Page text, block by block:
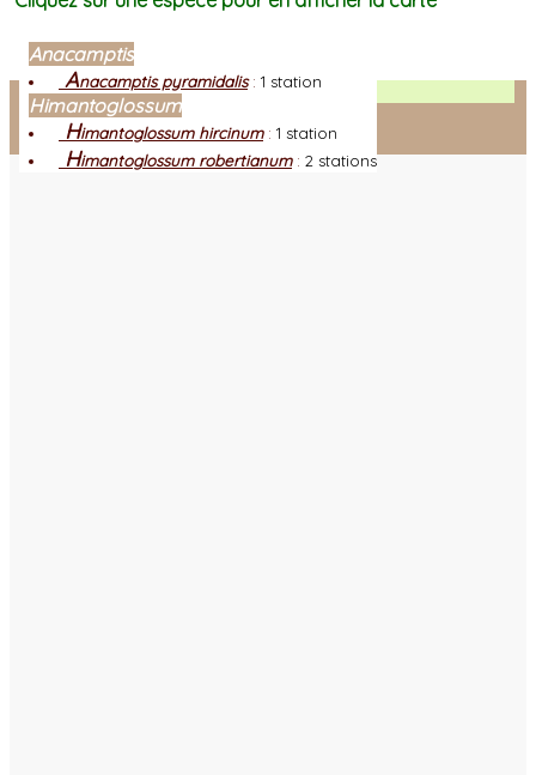
Facebook
Connexion adhérent
Anacamptis
Anacamptis pyramidalis: 1 station
Himantoglossum
Himantoglossum hircinum: 1 station
Himantoglossum robertianum: 2 stations